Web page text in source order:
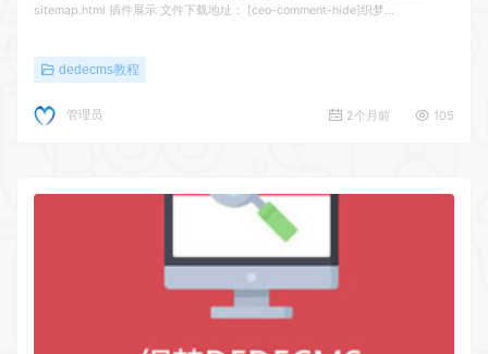
sitemap.html 插件展示 文件下载地址： [ceo-comment-hide]织梦…
dedecms教程
管理员 2个月前 105